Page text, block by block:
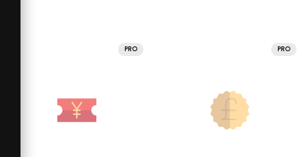
PRO PRO